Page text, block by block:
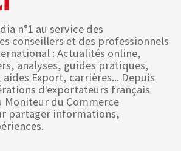
n°1 au service des
conseillers et des professionnels
: Actualités online,
analyses, guides pratiques,
Export, carrières... Depuis
d'exportateurs français
Moniteur du Commerce
partager informations,